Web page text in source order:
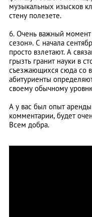
музыкальных изысков
стену полезете.
6. Очень важный момент
сезон». С начала
просто взлетают. А
грызть гранит науки в
съезжающихся сюда со
абитуриенты
своему обычному
А у вас был опыт
комментарии, будет
Всем добра.